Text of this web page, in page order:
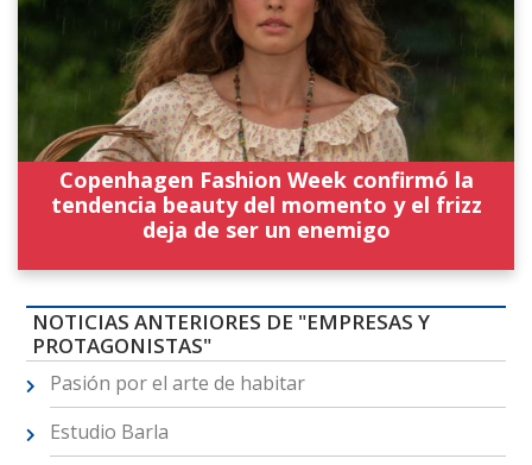
Copenhagen Fashion Week confirmó la
tendencia beauty del momento y el frizz
deja de ser un enemigo
NOTICIAS ANTERIORES DE "EMPRESAS Y
PROTAGONISTAS"
Pasión por el arte de habitar
Estudio Barla